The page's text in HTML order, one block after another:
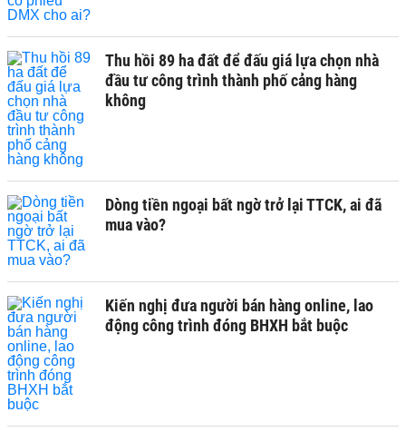
Thu hồi 89 ha đất để đấu giá lựa chọn nhà
đầu tư công trình thành phố cảng hàng
không
Dòng tiền ngoại bất ngờ trở lại TTCK, ai đã
mua vào?
Kiến nghị đưa người bán hàng online, lao
động công trình đóng BHXH bắt buộc